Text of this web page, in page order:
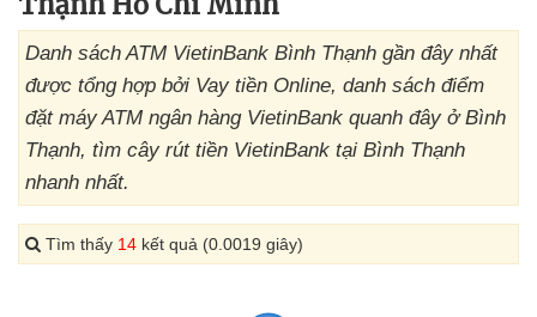
Danh sách ATM VietinBank Bình Thạnh gần đây nhất
được tổng hợp bởi Vay tiền Online, danh sách điểm
đặt máy ATM ngân hàng VietinBank quanh đây ở Bình
Thạnh, tìm cây rút tiền VietinBank tại Bình Thạnh
nhanh nhất.
Tìm thấy 14 kết quả (0.0019 giây)